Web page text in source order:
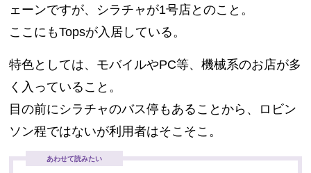
ェーンですが、シラチャが1号店とのこと。
ここにもTopsが入居している。
特色としては、モバイルやPC等、機械系のお店が多
く入っていること。
目の前にシラチャのバス停もあることから、ロビン
ソン程ではないが利用者はそこそこ。
あわせて読みたい